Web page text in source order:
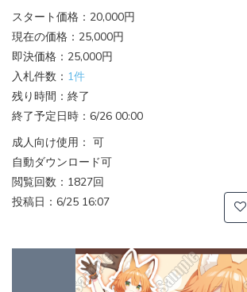
スタート価格：20,000円
現在の価格：25,000円
即決価格：25,000円
入札件数： 1件
残り時間：終了
終了予定日時：6/26 00:00
成人向け使用： 可
自動ダウンロード可
閲覧回数：1827回
投稿日：6/25 16:07